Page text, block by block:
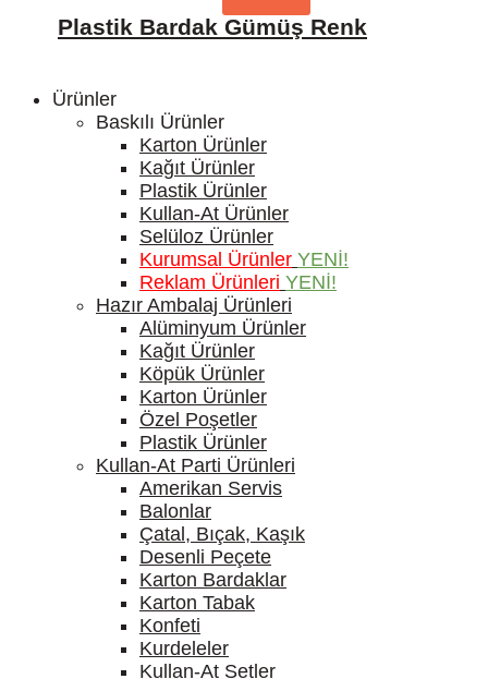
Plastik Bardak Gümüş Renk
Ürünler
Baskılı Ürünler
Karton Ürünler
Kağıt Ürünler
Plastik Ürünler
Kullan-At Ürünler
Selüloz Ürünler
Kurumsal Ürünler YENİ!
Reklam Ürünleri YENİ!
Hazır Ambalaj Ürünleri
Alüminyum Ürünler
Kağıt Ürünler
Köpük Ürünler
Karton Ürünler
Özel Poşetler
Plastik Ürünler
Kullan-At Parti Ürünleri
Amerikan Servis
Balonlar
Çatal, Bıçak, Kaşık
Desenli Peçete
Karton Bardaklar
Karton Tabak
Konfeti
Kurdeleler
Kullan-At Setler